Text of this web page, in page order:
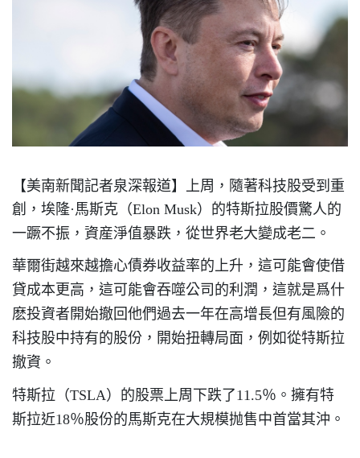
【美南新聞記者泉深報道】上周，隨著科技股受到重
創，埃隆·馬斯克（Elon Musk）的特斯拉股價驚人的
一蹶不振，資産淨值暴跌，從世界老大變成老二。
華爾街越來越擔心債券收益率的上升，這可能會使借
貸成本更高，這可能會吞噬公司的利潤，這就是爲什
麽投資者開始撤回他們過去一年在高增長但有風險的
科技股中持有的股份，開始扭轉局面，例如從特斯拉
撤資。
特斯拉（TSLA）的股票上周下跌了11.5％。擁有特
斯拉近18％股份的馬斯克在大規模抛售中首當其沖。